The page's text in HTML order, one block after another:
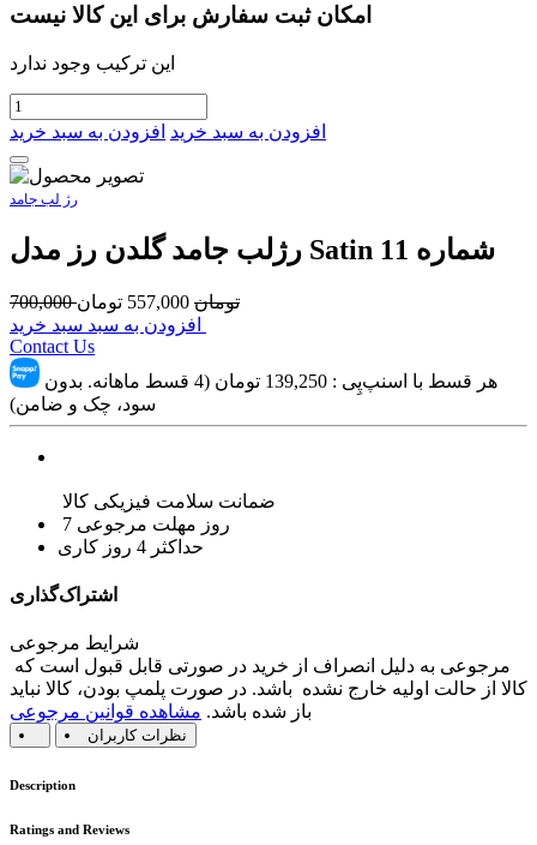
امکان ثبت سفارش برای این کالا نیست
این ترکیب وجود ندارد
افزودن به سبد خرید افزودن به سبد خرید
رژ لب جامد
رژلب جامد گلدن رز مدل Satin شماره 11
700,000 تومان 557,000 تومان
Contact Us
هر قسط با اسنپ‌پِی : 139,250
تومان (4 قسط ماهانه. بدون
سود، چک و ضامن)
ضمانت سلامت فیزیکی کالا
7 روز مهلت مرجوعی
حداکثر 4 روز کاری
اشتراک‌گذاری
شرایط مرجوعی
کالا از حالت اولیه خارج نشده باشد. در صورت پلمپ بودن، کالا نباید
باز شده باشد. مشاهده قوانین مرجوعی
نظرات کاربران
Description
Ratings and Reviews